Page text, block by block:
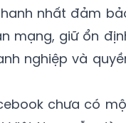
nhất đảm
mạng, giữ ổn
nghiệp và
chưa có